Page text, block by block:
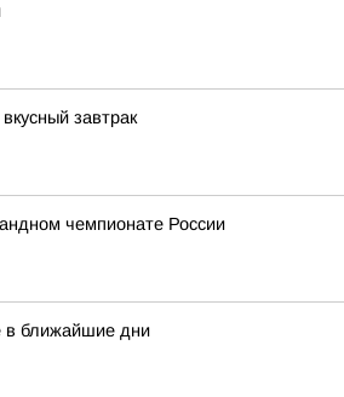
завтрак
чемпионате России
в ближайшие дни